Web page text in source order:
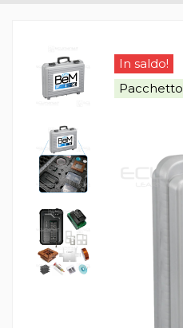
In saldo!
Pacchetto